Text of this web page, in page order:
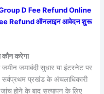
D Fee Refund Online
Refund ऑनलाइन आवेदन शुरू
करेगा
जमीन जमाबंदी सुधार या इंटरनेट पर
प्रखंड के अंचलाधिकारी
होने के बाद सत्यापन के लिए